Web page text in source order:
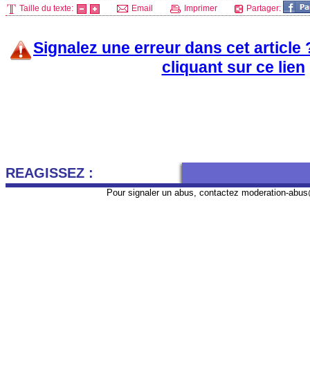
Taille du texte: Email Imprimer Partager:
Signalez une erreur dans cet article
cliquant sur ce lien
REAGISSEZ :
Pour signaler un abus, contactez moderation-